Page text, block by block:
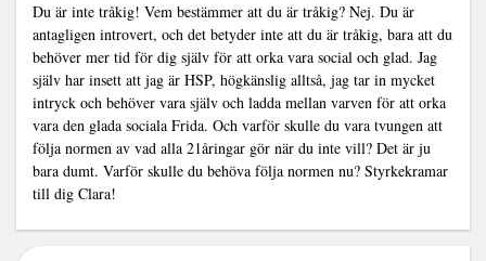
Du är inte tråkig! Vem bestämmer att du är tråkig? Nej. Du är
antagligen introvert, och det betyder inte att du är tråkig, bara att du
behöver mer tid för dig själv för att orka vara social och glad. Jag
själv har insett att jag är HSP, högkänslig alltså, jag tar in mycket
intryck och behöver vara själv och ladda mellan varven för att orka
vara den glada sociala Frida. Och varför skulle du vara tvungen att
följa normen av vad alla 21åringar gör när du inte vill? Det är ju
bara dumt. Varför skulle du behöva följa normen nu? Styrkekramar
till dig Clara!